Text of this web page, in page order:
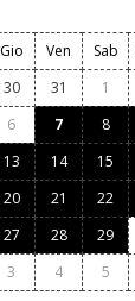
Gio Ven Sab
30 31 1
6 7 8
13 14 15
20 21 22
27 28 29
3 4 5